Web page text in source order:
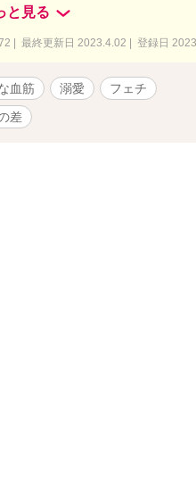
で生成しました。
と見る
| 最終更新日 2023.4.02 | 登録日
血筋 溺愛
フェチ
差